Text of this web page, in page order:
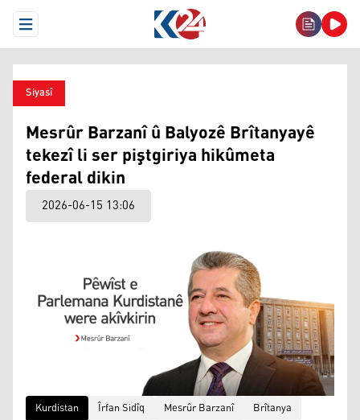
Open Menu
Siyasî
Mesrûr Barzanî û Balyozê Brîtanyayê
tekezî li ser piştgiriya hikûmeta
federal dikin
2026-06-15 13:06
Kurdistan Îrfan Sidîq Mesrûr Barzanî Brîtanya